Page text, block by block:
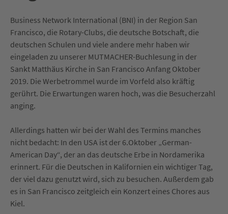
Business Network International (BNI) in der Region San
Francisco, die Rotary-Clubs, die deutsche Botschaft, die
deutschen Schulen und viele andere mehr haben wir
eingeladen zu unserer MUTMACHER-Buchlesung in der
Sankt Matthäus Kirche in San Francisco Anfang Oktober
2019. Die Werbetrommel wurde im Vorfeld also kräftig
gerührt. Die Erwartungen waren hoch, was die Besucherzahl
anging.
Allerdings hatten wir bei der Wahl des Termins manches
nicht bedacht: In den USA ist der 6.Oktober „German-
American Day“, der an das deutsche Erbe in Nordamerika
erinnert. Für die Deutschen in Kalifornien ein wichtiger Tag,
der viel dazu genutzt wird, sich zu besuchen. Außerdem gab
es in San Francisco zeitgleich ein Konzert eines Chores aus
Kiel.